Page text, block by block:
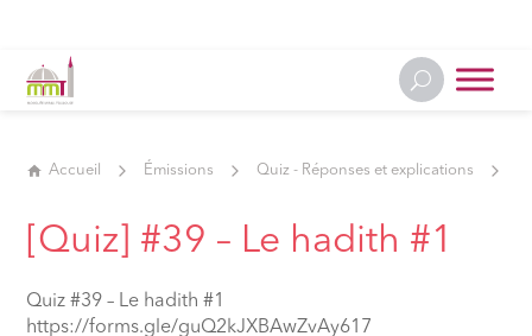
Accueil Émissions Quiz - Réponses et explications
[Quiz] #39 – Le hadith #1
Quiz #39 – Le hadith #1
https://forms.gle/guQ2kJXBAwZvAy617